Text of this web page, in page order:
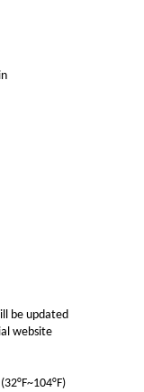
be updated
website